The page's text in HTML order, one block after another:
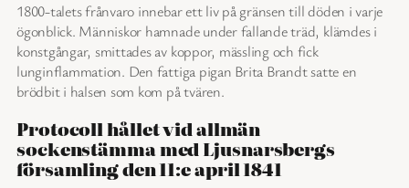
1800-talets frånvaro innebar ett liv på gränsen till döden i varje
ögonblick. Människor hamnade under fallande träd, klämdes i
konstgångar, smittades av koppor, mässling och fick
lunginflammation. Den fattiga pigan Brita Brandt satte en
brödbit i halsen som kom på tvären.
Protocoll hållet vid allmän
sockenstämma med Ljusnarsbergs
församling den 11:e april 1841